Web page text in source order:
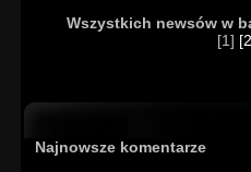
Wszystkich newsów w
[1]
Najnowsze komentarze